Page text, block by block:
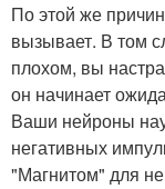
По этой же
вызывает. В том
плохом, вы
он начинает
Ваши нейроны
негативных
"Магнитом" для